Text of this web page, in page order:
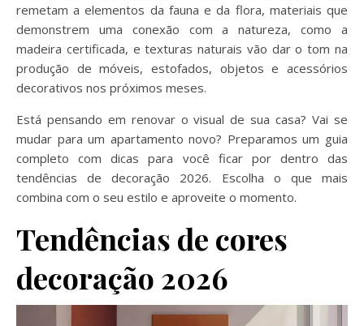
remetam a elementos da fauna e da flora, materiais que
demonstrem uma conexão com a natureza, como a
madeira certificada, e texturas naturais vão dar o tom na
produção de móveis, estofados, objetos e acessórios
decorativos nos próximos meses.
Está pensando em renovar o visual de sua casa? Vai se
mudar para um apartamento novo? Preparamos um guia
completo com dicas para você ficar por dentro das
tendências de decoração 2026. Escolha o que mais
combina com o seu estilo e aproveite o momento.
Tendências de cores
decoração 2026